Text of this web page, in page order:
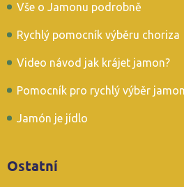
Vše o Jamonu podrobně
Rychlý pomocník výběru choriza
Video návod jak krájet jamon?
Pomocník pro rychlý výběr
Jamón je jídlo
Ostatní